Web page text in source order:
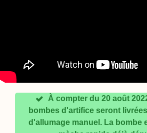
À compter du 20 août
bombes d'artifice seront
d'allumage manuel. La bombe